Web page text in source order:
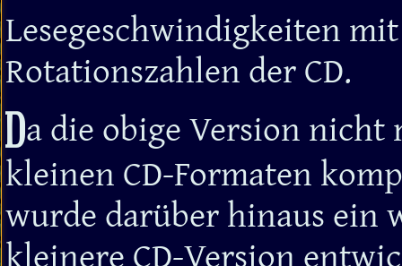
Lesegeschwindigkeiten
Rotationszahlen der CD.
Da die obige Version nicht
kleinen CD-Formaten
wurde darüber hinaus ein
kleinere CD-Version